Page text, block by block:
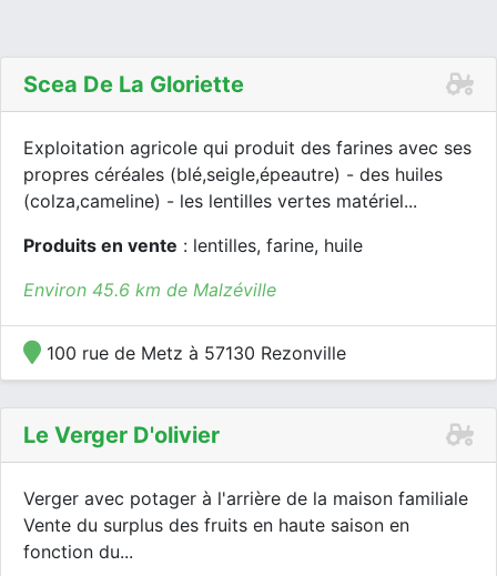
Scea De La Gloriette
Exploitation agricole qui produit des farines avec ses
propres céréales (blé,seigle,épeautre) - des huiles
(colza,cameline) - les lentilles vertes matériel...
Produits en vente : lentilles, farine, huile
Environ 45.6 km de Malzéville
100 rue de Metz à 57130 Rezonville
Le Verger D'olivier
Verger avec potager à l'arrière de la maison familiale
Vente du surplus des fruits en haute saison en
fonction du...